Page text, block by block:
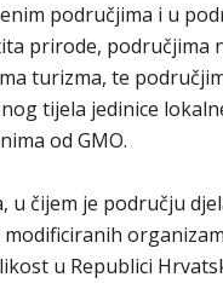
područjima i u
prirode, područjima
turizma, te
tijela jedinice
od GMO.
čijem je području
u Republici